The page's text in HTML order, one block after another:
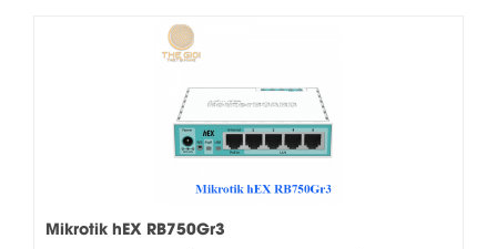
Mikrotik hEX RB750Gr3